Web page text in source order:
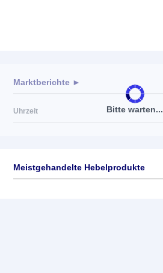
Bitte warten...
Marktberichte ►
Uhrzeit
Meistgehandelte Hebelprodukte